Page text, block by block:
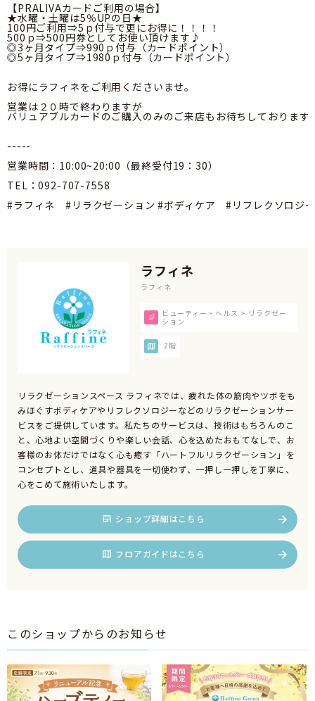
【PRALIVAカードご利用の場合】
★水曜・土曜は5％UPの日★
100円ご利用⇒5ｐ付与で更にお得に！！！！
500ｐ⇒500円券としてお使い頂けます♪
◎3ヶ月タイプ⇒990ｐ付与（カードポイント）
◎5ヶ月タイプ⇒1980ｐ付与（カードポイント）
お得にラフィネをご利用くださいませ。
営業は２０時で終わりますが
バリュアブルカードのご購入のみのご来店もお待ちしております
-----
営業時間：10:00~20:00（最終受付19：30）
TEL：092-707-7558
#ラフィネ　#リラクゼーション #ボディケア　#リフレクソロ
ラフィネ
ラフィネ
ビューティー・ヘルス > リラクゼー
ション
2階
リラクゼーションスペース ラフィネでは、疲れた体の筋肉やツボをも
みほぐすボディケアやリフレクソロジーなどのリラクゼーションサー
ビスをご提供しています。私たちのサービスは、技術はもちろんのこ
と、心地よい空間づくりや楽しい会話、心を込めたおもてなしで、お
客様のお体だけではなく心も癒す「ハートフルリラクゼーション」を
コンセプトとし、道具や器具を一切使わず、一押し一押しを丁寧に、
心をこめて施術いたします。
ショップ詳細はこちら
フロアガイドはこちら
このショップからのお知らせ